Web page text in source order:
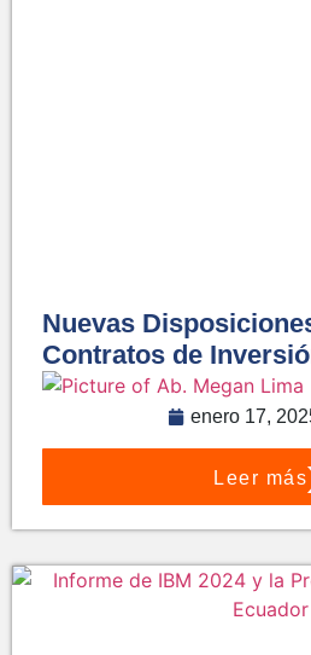
Nuevas
Contratos de
enero 17,
Leer más